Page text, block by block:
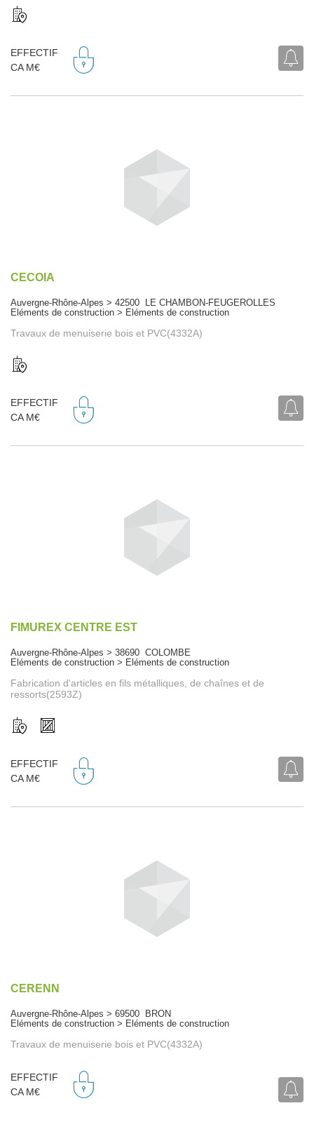
EFFECTIF
CA M€
CECOIA
Auvergne-Rhône-Alpes > 42500 LE CHAMBON-FEUGEROLLES
Eléments de construction > Eléments de construction
Travaux de menuiserie bois et PVC(4332A)
EFFECTIF
CA M€
FIMUREX CENTRE EST
Auvergne-Rhône-Alpes > 38690 COLOMBE
Eléments de construction > Eléments de construction
Fabrication d'articles en fils métalliques, de chaînes et de
ressorts(2593Z)
EFFECTIF
CA M€
CERENN
Auvergne-Rhône-Alpes > 69500 BRON
Eléments de construction > Eléments de construction
Travaux de menuiserie bois et PVC(4332A)
EFFECTIF
CA M€